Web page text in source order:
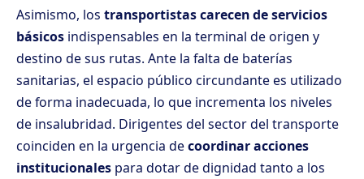
Asimismo, los transportistas carecen de servicios
básicos indispensables en la terminal de origen y
destino de sus rutas. Ante la falta de baterías
sanitarias, el espacio público circundante es utilizado
de forma inadecuada, lo que incrementa los niveles
de insalubridad. Dirigentes del sector del transporte
coinciden en la urgencia decoordinar acciones
institucionales para dotar de dignidad tanto a los